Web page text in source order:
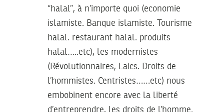
“halal”, à n’importe quoi (economie
islamiste. Banque islamiste. Tourisme
halal. restaurant halal. produits
halal…..etc), les modernistes
(Révolutionnaires, Laics. Droits de
l’hommistes. Centristes……etc) nous
embobinent encore avec la liberté
d’entreprendre, les droits de l’homme.